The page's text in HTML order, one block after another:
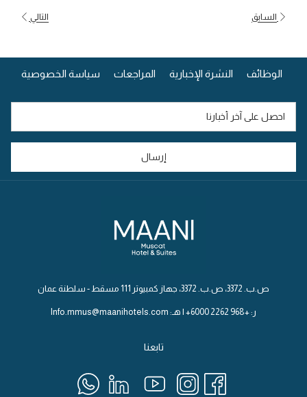
+968 2262
احجز الآن
السابق التالي
الوظائف النشرة الإخبارية المراجعاتيفتح
علامة
سياسة الخصوصية
إرسال
تابعنا
ص.ب. 3372، ص.ب. 3372، جهاز كمبيوتر 111 مسقط - سلطنة عمان
ر: +968 2262 6000+ | هـ: Info.mmus@maanihotels.com